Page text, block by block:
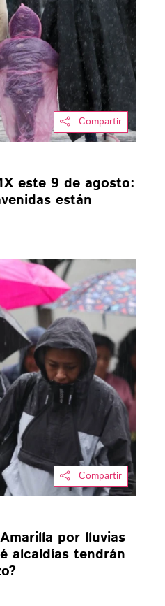
Compartir
este 9 de agosto:
están
Compartir
por lluvias
alcaldías tendrán